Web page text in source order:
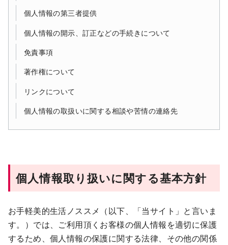
個人情報の第三者提供
個人情報の開示、訂正などの手続きについて
免責事項
著作権について
リンクについて
個人情報の取扱いに関する相談や苦情の連絡先
個人情報取り扱いに関する基本方針
お手軽美的生活ノススメ（以下、「当サイト」と言いま
す。）では、ご利用頂くお客様の個人情報を適切に保護
するため、個人情報の保護に関する法律、その他の関係